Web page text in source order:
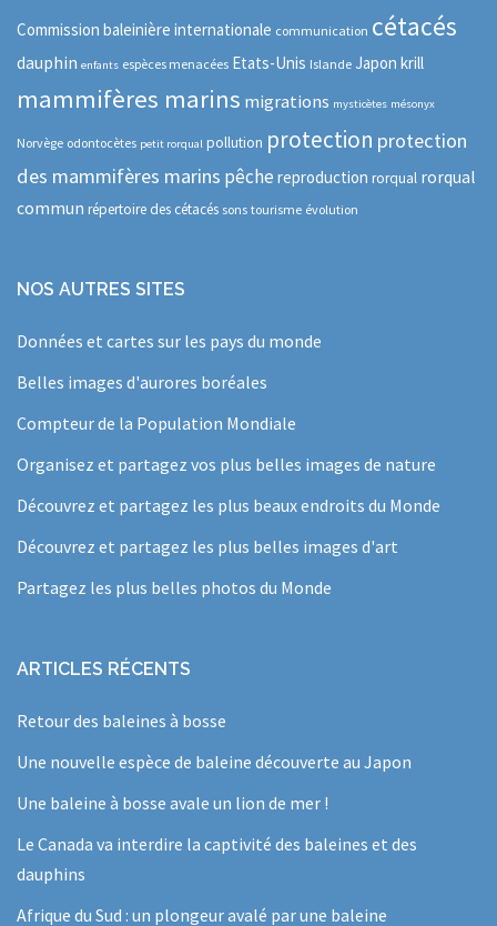
Commission baleinière internationale communication cétacés
dauphin enfants espèces menacées Etats-Unis Islande Japon krill
mammifères marins migrations mysticètes mésonyx
Norvège odontocètes petit rorqual pollution protection protection
des mammifères marins pêche reproduction rorqual rorqual
commun répertoire des cétacés sons tourisme évolution
NOS AUTRES SITES
Données et cartes sur les pays du monde
Belles images d'aurores boréales
Compteur de la Population Mondiale
Organisez et partagez vos plus belles images de nature
Découvrez et partagez les plus beaux endroits du Monde
Découvrez et partagez les plus belles images d'art
Partagez les plus belles photos du Monde
ARTICLES RÉCENTS
Retour des baleines à bosse
Une nouvelle espèce de baleine découverte au Japon
Une baleine à bosse avale un lion de mer !
Le Canada va interdire la captivité des baleines et des
dauphins
Afrique du Sud : un plongeur avalé par une baleine